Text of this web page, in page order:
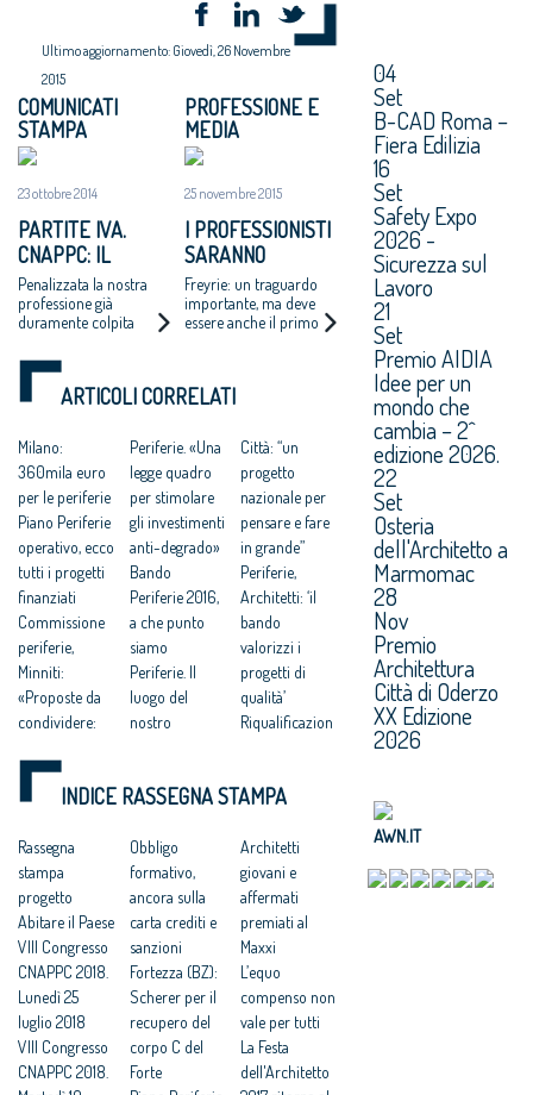
Ultimo aggiornamento: Giovedì, 26 Novembre
2015
COMUNICATI
STAMPA
23 ottobre 2014
PARTITE IVA.
CNAPPC: IL
GOVERNO SPARA
SULLA CROCE
ROSSA
Penalizzata la nostra
professione già
duramente colpita
PROFESSIONE E
MEDIA
25 novembre 2015
I PROFESSIONISTI
SARANNO
EQUIPARATI ALLE
PMI
NELL’ACCESSO AI
Freyrie: un traguardo
importante, ma deve
essere anche il primo
ARTICOLI CORRELATI
Milano:
360mila euro
per le periferie
Piano Periferie
operativo, ecco
tutti i progetti
finanziati
Commissione
periferie,
Minniti:
«Proposte da
condividere:
integrate per le
città»
rinascere le
città a rischio
Rivoluzione
periferie, addio
Vele di
Scampia
Periferie. «Una
legge quadro
per stimolare
gli investimenti
anti-degrado»
Bando
Periferie 2016,
a che punto
siamo
Periferie. Il
luogo del
nostro
periferie ci
dalla barbarie»
Riqualificazion
e periferie:
entro 31
gennaio 2016 il
DPCM con il
bando
Città: “un
progetto
nazionale per
pensare e fare
in grande”
Periferie,
Architetti: ‘il
bando
valorizzi i
progetti di
qualità’
Riqualificazion
periferie, 500
Programma
straordinario
Piano sceglie il
tutor per
Marghera
Mezzo
miliardo alle
periferie
urbane
INDICE RASSEGNA STAMPA
Rassegna
stampa
progetto
Abitare il Paese
VIII Congresso
CNAPPC 2018.
Lunedì 25
luglio 2018
VIII Congresso
CNAPPC 2018.
Obbligo
formativo,
ancora sulla
carta crediti e
sanzioni
Fortezza (BZ):
Scherer per il
recupero del
corpo C del
Forte
Architetti
giovani e
affermati
premiati al
Maxxi
L’equo
compenso non
vale per tutti
La Festa
dell'Architetto
04
Set
B-CAD Roma –
Fiera Edilizia
16
Set
Safety Expo
2026 -
Sicurezza sul
Lavoro
21
Set
Premio AIDIA
Idee per un
mondo che
cambia – 2^
edizione 2026.
22
Set
Osteria
dell'Architetto a
Marmomac
28
Nov
Premio
Architettura
Città di Oderzo
XX Edizione
2026
AWN.IT